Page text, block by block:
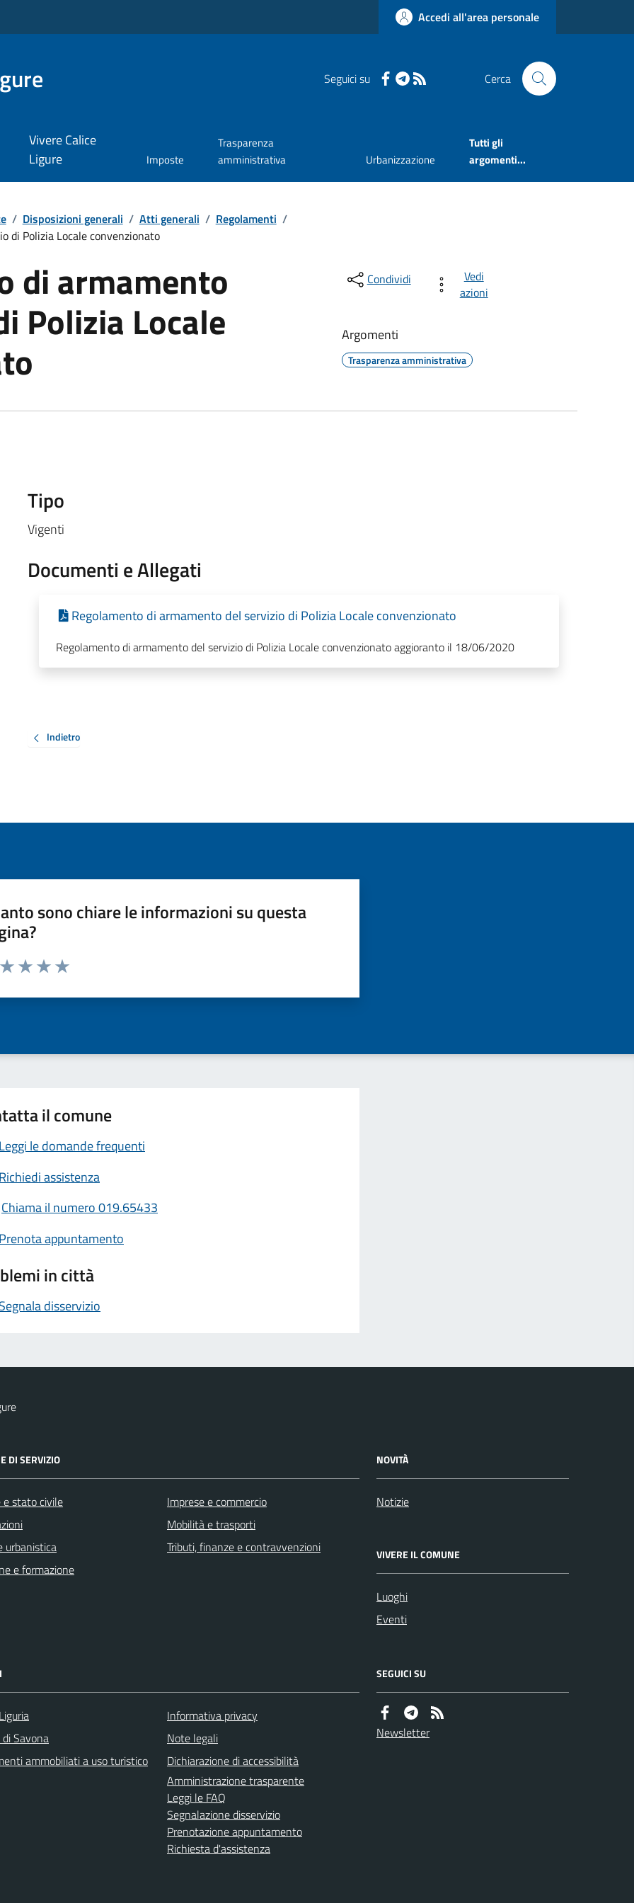
Accedi all'area personale
Seguici su Cerca
Vivere Calice
Ligure
Imposte
Trasparenza
amministrativa
Urbanizzazione
Tutti gli
argomenti...
/ Disposizioni generali / Atti generali / Regolamenti /
di Polizia Locale convenzionato
di armamento
Polizia Locale
Condividi
Vedi
azioni
Argomenti
Trasparenza amministrativa
Tipo
Vigenti
Documenti e Allegati
Regolamento di armamento del servizio di Polizia Locale convenzionato
Regolamento di armamento del servizio di Polizia Locale convenzionato aggioranto il 18/06/2020
Indietro
sono chiare le informazioni su questa
da 1 a 5 stelle la pagina
il comune
Leggi le domande frequenti
Richiedi assistenza
Chiama il numero 019.65433
Prenota appuntamento
in città
Segnala disservizio
DI SERVIZIO
e stato civile
urbanistica
e formazione
Imprese e commercio
Mobilità e trasporti
Tributi, finanze e contravvenzioni
NOVITÀ
Notizie
VIVERE IL COMUNE
Luoghi
Eventi
Savona
ammobiliati a uso turistico
Informativa privacy
Note legali
Dichiarazione di accessibilità
Amministrazione trasparente
Leggi le FAQ
Segnalazione disservizio
Prenotazione appuntamento
Richiesta d'assistenza
SEGUICI SU
Newsletter